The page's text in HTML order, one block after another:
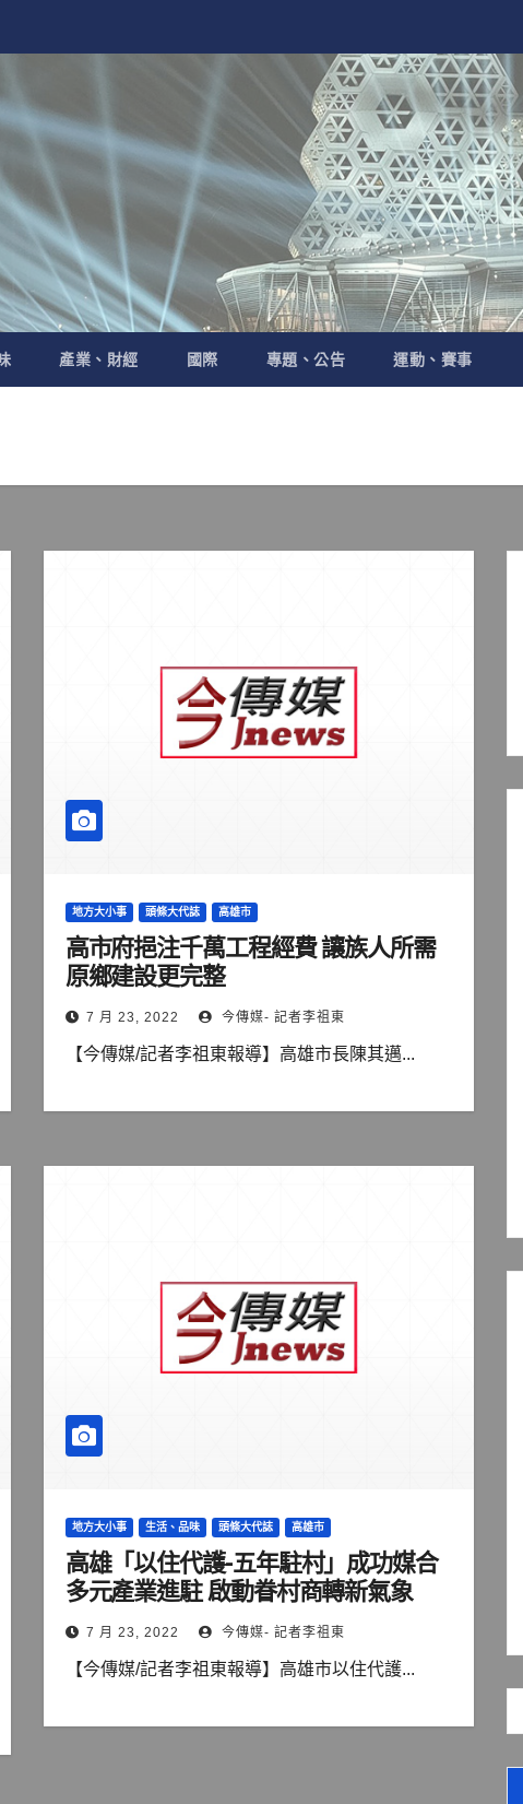
產業、財經 國際 專題、公告 運動、賽事
地方大小事 頭條大代誌 高雄市
高市府挹注千萬工程經費 讓族人所需
原鄉建設更完整
7 月 23, 2022 今傳媒- 記者李祖東
【今傳媒/記者李祖東報導】高雄市長陳其邁...
地方大小事 生活、品味 頭條大代誌 高雄市
高雄「以住代護-五年駐村」成功媒合
多元產業進駐 啟動眷村商轉新氣象
7 月 23, 2022 今傳媒- 記者李祖東
【今傳媒/記者李祖東報導】高雄市以住代護...